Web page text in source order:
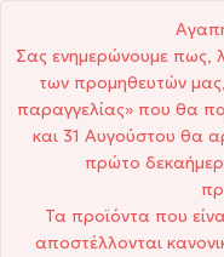
Σας ενημερώνουμε πως,
των προμηθευτών
παραγγελίας» που θα
και 31 Αυγούστου θα
πρώτο
Τα προϊόντα που
αποστέλλονται